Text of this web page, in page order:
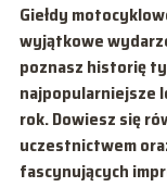
Giełdy
wyjątkowe
poznasz historię
najpopularniejsze
rok. Dowiesz się
uczestnictwem
fascynujących